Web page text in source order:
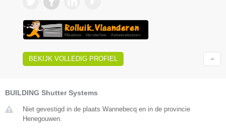
BEKIJK VOLLEDIG PROFIEL
BUILDING Shutter Systems
Niet gevestigd in de plaats Wannebecq en in de provincie
Henegouwen.